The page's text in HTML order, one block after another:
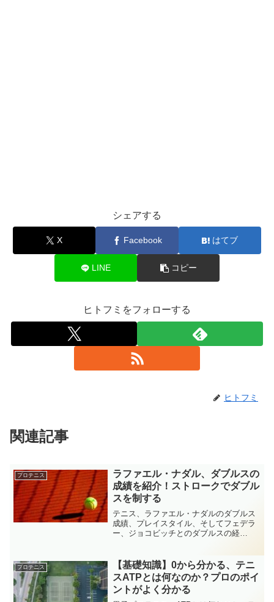
シェアする
X Facebook はてブ
LINE コピー
ヒトフミをフォローする
ヒトフミ
関連記事
プロテニス
ラファエル・ナダル、ダブルスの
成績を紹介！ストロークでダブル
スを制する
テニス、ラファエル・ナダルのダブルス
成績、プレイスタイル、そしてフェデラ
ー、ジョコビッチとのダブルスの経
生ける伝説。ダブルスは！？プロテニス
業界のダブルス好きは特に必見です！
プロテニス
【基礎知識】0から分かる、テニ
スATPとは何なのか？プロのポイ
ントがよく分かる